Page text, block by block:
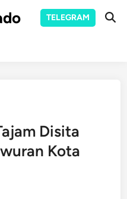
TELEGRAM
Disita
Kota